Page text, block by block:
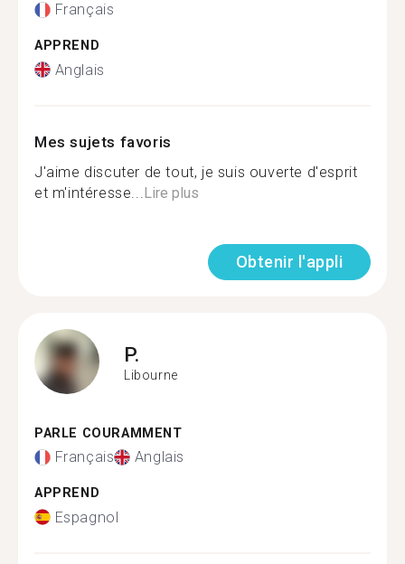
Français
APPREND
Anglais
Mes sujets favoris
J'aime discuter de tout, je suis ouverte d'esprit
et m'intéresse... Lire plus
Obtenir l'appli
P.
Libourne
PARLE COURAMMENT
Français Anglais
APPREND
Espagnol